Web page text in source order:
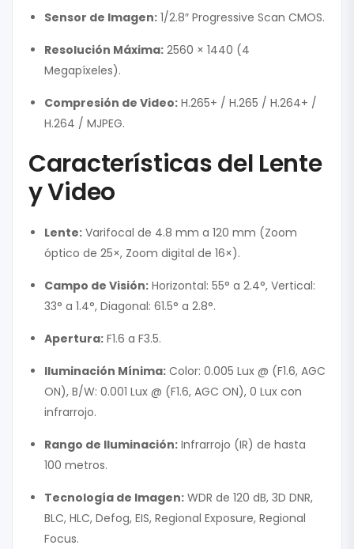
Sensor de Imagen: 1/2.8″ Progressive Scan CMOS.
Resolución Máxima: 2560 × 1440 (4
Megapíxeles).
Compresión de Video: H.265+ / H.265 / H.264+ /
H.264 / MJPEG.
Características del Lente
y Video
Lente: Varifocal de 4.8 mm a 120 mm (Zoom
óptico de 25×, Zoom digital de 16×).
Campo de Visión: Horizontal: 55° a 2.4°, Vertical:
33° a 1.4°, Diagonal: 61.5° a 2.8°.
Apertura: F1.6 a F3.5.
Iluminación Mínima: Color: 0.005 Lux @ (F1.6, AGC
ON), B/W: 0.001 Lux @ (F1.6, AGC ON), 0 Lux con
infrarrojo.
Rango de Iluminación: Infrarrojo (IR) de hasta
100 metros.
Tecnología de Imagen: WDR de 120 dB, 3D DNR,
BLC, HLC, Defog, EIS, Regional Exposure, Regional
Focus.